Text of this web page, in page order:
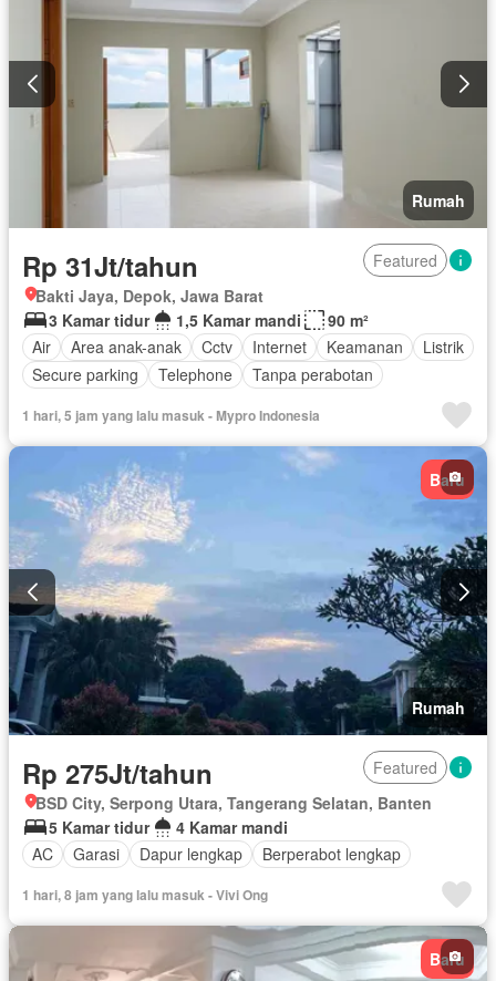
Rumah
Rp 31Jt/tahun
Featured
Bakti Jaya, Depok, Jawa Barat
3 Kamar tidur
1,5 Kamar mandi
90 m²
Air
Area anak-anak Cctv Internet Keamanan
Listrik
Secure parking
Telephone Tanpa perabotan
1 hari, 5 jam yang lalu masuk - Mypro Indonesia
Baru
Rumah
Rp 275Jt/tahun
Featured
BSD City, Serpong Utara, Tangerang Selatan, Banten
5 Kamar tidur
4 Kamar mandi
AC
Garasi Dapur lengkap Berperabot lengkap
1 hari, 8 jam yang lalu masuk - Vivi Ong
Baru